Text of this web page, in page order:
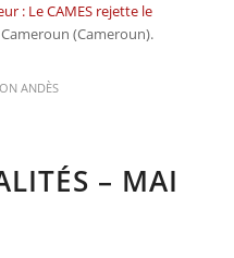
: Le CAMES rejette le
(Cameroun).
ANDÈS
– MAI